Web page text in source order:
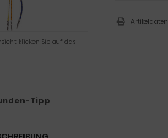
klicken Sie auf das
Tipp